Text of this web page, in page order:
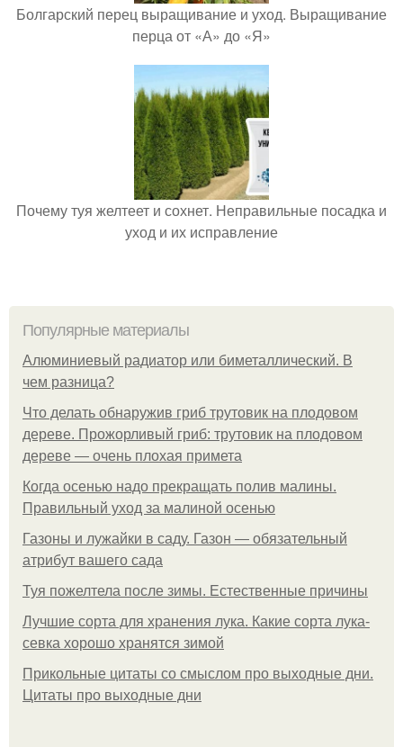
Болгарский перец выращивание и уход. Выращивание
перца от «А» до «Я»
Почему туя желтеет и сохнет. Неправильные посадка и
уход и их исправление
Популярные материалы
Алюминиевый радиатор или биметаллический. В
чем разница?
Что делать обнаружив гриб трутовик на плодовом
дереве. Прожорливый гриб: трутовик на плодовом
дереве — очень плохая примета
Когда осенью надо прекращать полив малины.
Правильный уход за малиной осенью
Газоны и лужайки в саду. Газон — обязательный
атрибут вашего сада
Туя пожелтела после зимы. Естественные причины
Лучшие сорта для хранения лука. Какие сорта лука-
севка хорошо хранятся зимой
Прикольные цитаты со смыслом про выходные дни.
Цитаты про выходные дни